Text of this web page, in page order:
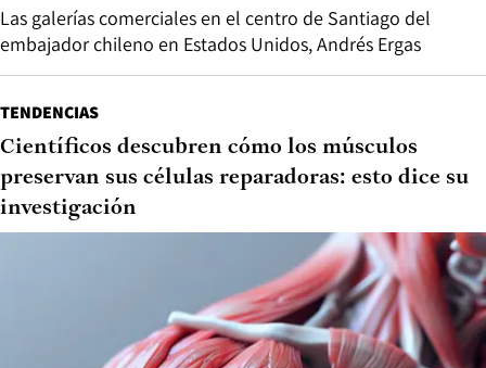
Las galerías comerciales en el centro de Santiago del
embajador chileno en Estados Unidos, Andrés Ergas
TENDENCIAS
Científicos descubren cómo los músculos
preservan sus células reparadoras: esto dice su
investigación